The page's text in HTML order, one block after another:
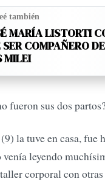
también
MARÍA LISTORTI
SER COMPAÑERO
MILEI
fueron sus dos
la tuve en casa, fue
leyendo
corporal con otras